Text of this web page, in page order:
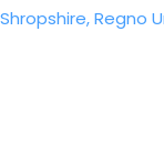
Shropshire, Regno